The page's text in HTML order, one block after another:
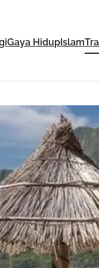
Gaya Hidup Islam